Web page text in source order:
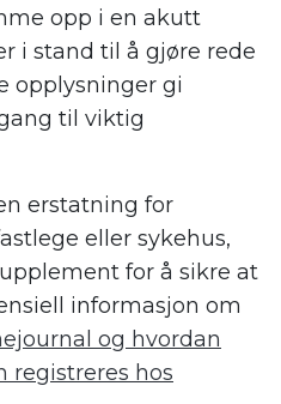
opp i en akutt
i stand til å gjøre rede
opplysninger gi
til viktig
erstatning for
eller sykehus,
for å sikre at
informasjon om
og hvordan
registreres hos